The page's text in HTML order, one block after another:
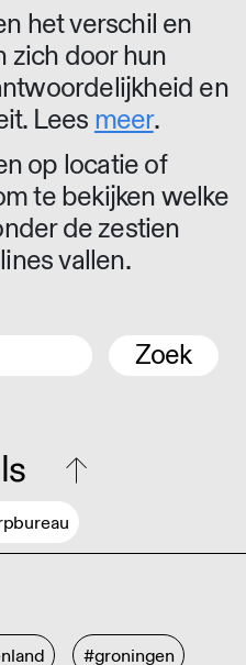
het verschil en
zich door hun
en
Lees meer.
op locatie of
te bekijken welke
de zestien
vallen.
Zoek
#groningen